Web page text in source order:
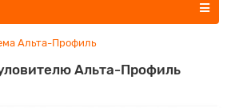
Альта-Профиль
Альта-Профиль